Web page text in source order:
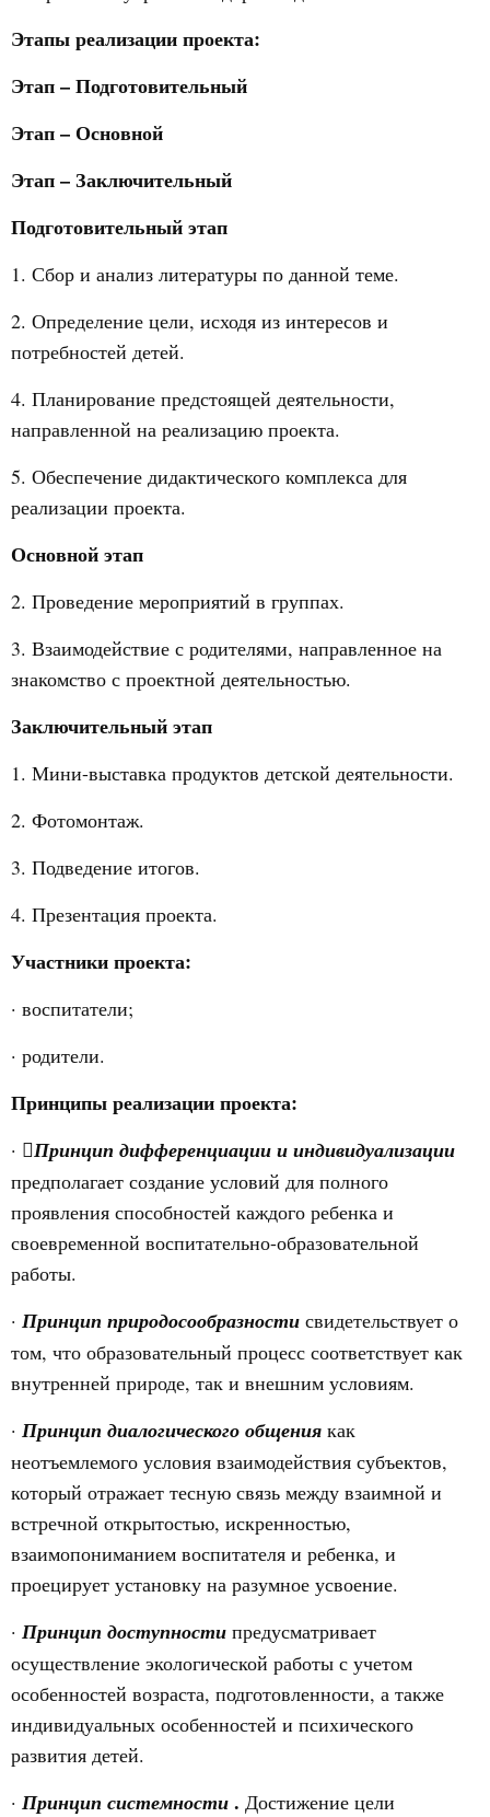
Этапы реализации проекта:
Этап – Подготовительный
Этап – Основной
Этап – Заключительный
Подготовительный этап
1. Сбор и анализ литературы по данной теме.
2. Определение цели, исходя из интересов и
потребностей детей.
4. Планирование предстоящей деятельности,
направленной на реализацию проекта.
5. Обеспечение дидактического комплекса для
реализации проекта.
Основной этап
2. Проведение мероприятий в группах.
3. Взаимодействие с родителями, направленное на
знакомство с проектной деятельностью.
Заключительный этап
1. Мини-выставка продуктов детской деятельности.
2. Фотомонтаж.
3. Подведение итогов.
4. Презентация проекта.
Участники проекта:
· воспитатели;
· родители.
Принципы реализации проекта:
· Принцип дифференциации и индивидуализации
предполагает создание условий для полного
проявления способностей каждого ребенка и
своевременной воспитательно-образовательной
работы.
· Принцип природосообразности свидетельствует о
том, что образовательный процесс соответствует как
внутренней природе, так и внешним условиям.
· Принцип диалогического общения как
неотъемлемого условия взаимодействия субъектов,
который отражает тесную связь между взаимной и
встречной открытостью, искренностью,
взаимопониманием воспитателя и ребенка, и
проецирует установку на разумное усвоение.
· Принцип доступности предусматривает
осуществление экологической работы с учетом
особенностей возраста, подготовленности, а также
индивидуальных особенностей и психического
развития детей.
· Принцип системности . Достижение цели